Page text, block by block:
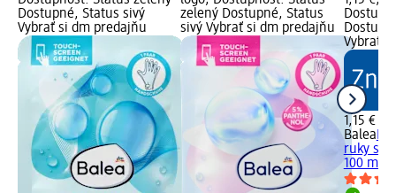
Dostupné, Status sivý
Vybrať si dm predajňu
zelený Dostupné, Status
sivý Vybrať si dm predajňu
Vybrať
1,15 €
Balea
ruky s
100 ml